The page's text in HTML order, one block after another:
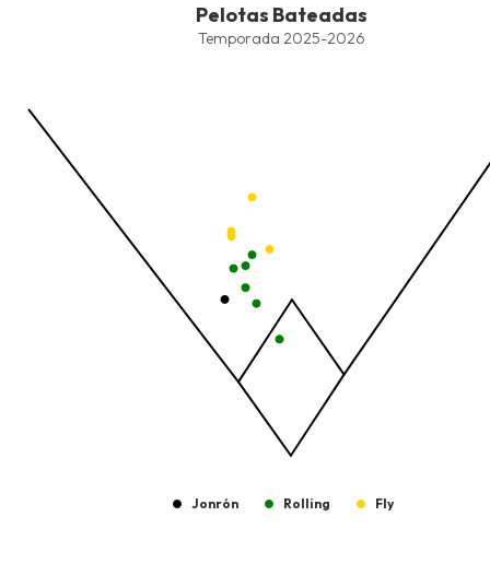
Combination chart with 7 data series.
The chart has 1 X axis displaying values. Data ranges from -
The chart has 1 Y axis displaying values. Data ranges from -
Pelotas Bateadas
Temporada 2025-2026
Jonrón Rolling Fly